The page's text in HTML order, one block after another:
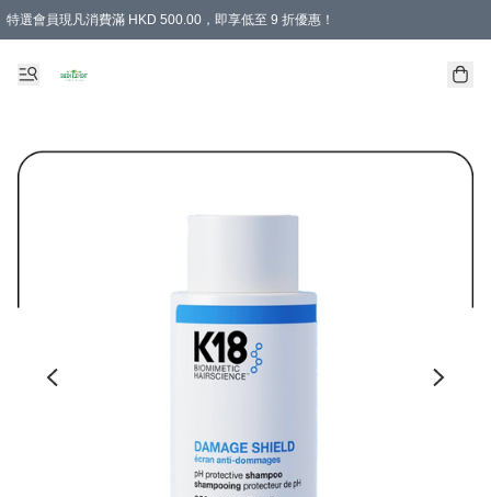
特選會員現凡消費滿 HKD 500.00，即享低至 9 折優惠！